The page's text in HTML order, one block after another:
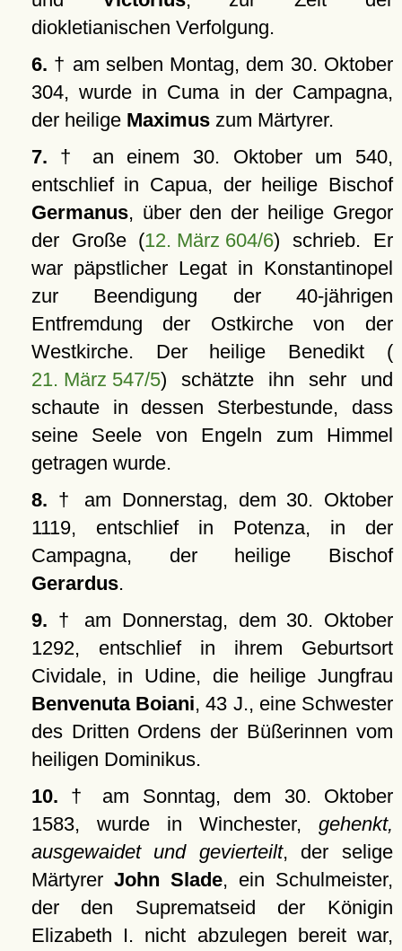
diokletianischen Verfolgung.
6. † am selben Montag, dem 30. Oktober
304, wurde in Cuma in der Campagna,
der heilige Maximuszum Märtyrer.
7. † an einem 30. Oktober um 540,
entschlief in Capua, der heilige Bischof
Germanus, über den der heilige Gregor
der Große (12. März 604/6) schrieb. Er
war päpstlicher Legat in Konstantinopel
zur Beendigung der 40-jährigen
Entfremdung der Ostkirche von der
Westkirche. Der heilige Benedikt (
21. März 547/5) schätzte ihn sehr und
schaute in dessen Sterbestunde, dass
seine Seele von Engeln zum Himmel
getragen wurde.
8. † am Donnerstag, dem 30. Oktober
1119, entschlief in Potenza, in der
Campagna, der heilige Bischof
Gerardus.
9. † am Donnerstag, dem 30. Oktober
1292, entschlief in ihrem Geburtsort
Cividale, in Udine, die heilige Jungfrau
Benvenuta Boiani, 43 J., eine Schwester
des Dritten Ordens der Büßerinnen vom
heiligen Dominikus.
10. † am Sonntag, dem 30. Oktober
1583, wurde in Winchester, gehenkt,
ausgewaidet und gevierteilt, der selige
Märtyrer John Slade, ein Schulmeister,
der den Suprematseid der Königin
Elizabeth I. nicht abzulegen bereit war,